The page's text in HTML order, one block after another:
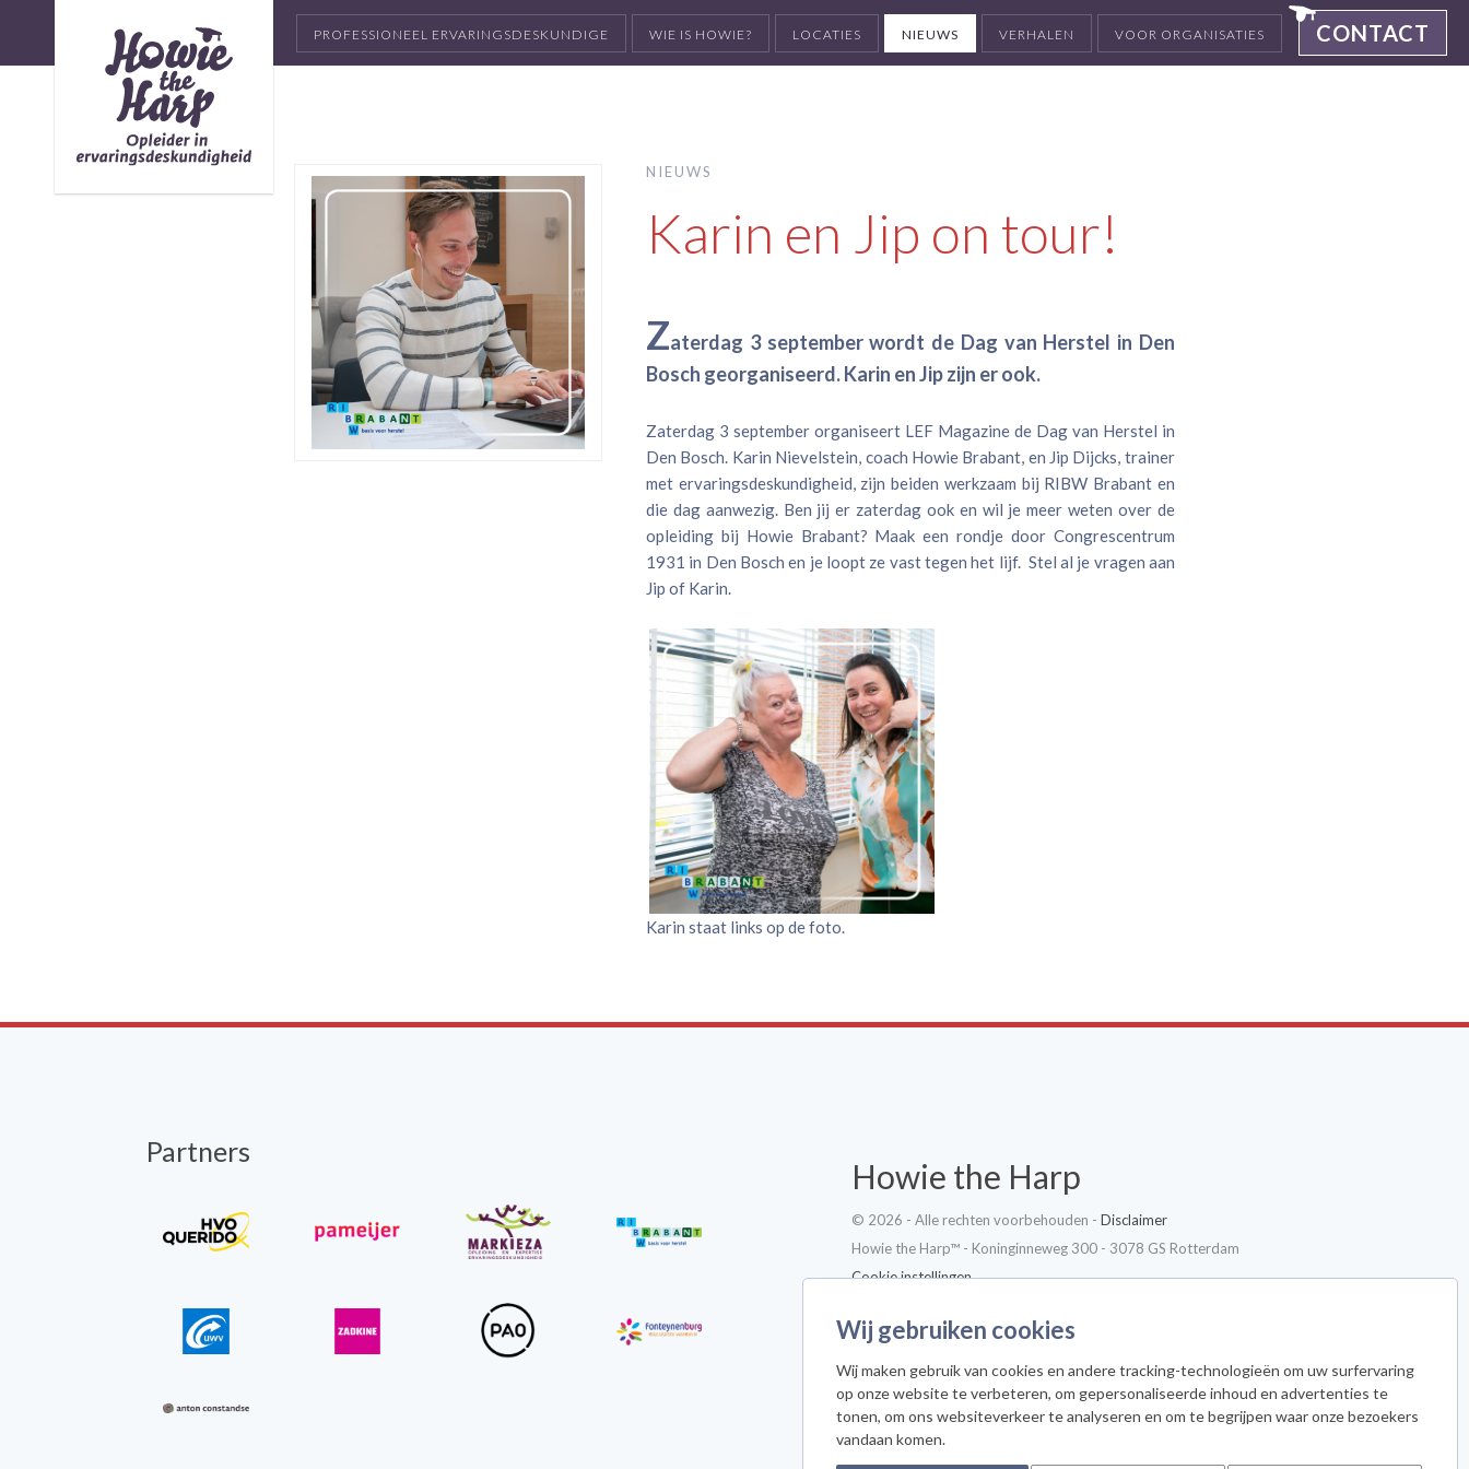
Wij gebruiken cookies
Wij maken gebruik van cookies en andere tracking-technologieën om uw surfervaring
op onze website te verbeteren, om gepersonaliseerde inhoud en advertenties te
tonen, om ons websiteverkeer te analyseren en om te begrijpen waar onze bezoekers
vandaan komen.
PROFESSIONEEL ERVARINGSDESKUNDIGE WIE IS HOWIE? LOCATIES NIEUWS VERHALEN VOOR ORGANISATIES CONTACT
NIEUWS
Karin en Jip on tour!
Zaterdag 3 september wordt de Dag van Herstel in Den
Bosch georganiseerd. Karin en Jip zijn er ook.
Zaterdag 3 september organiseert LEF Magazine de Dag van Herstel in
Den Bosch. Karin Nievelstein, coach Howie Brabant, en Jip Dijcks, trainer
met ervaringsdeskundigheid, zijn beiden werkzaam bij RIBW Brabant en
die dag aanwezig. Ben jij er zaterdag ook en wil je meer weten over de
opleiding bij Howie Brabant? Maak een rondje door Congrescentrum
1931 in Den Bosch en je loopt ze vast tegen het lijf. Stel al je vragen aan
Jip of Karin.
Karin staat links op de foto.
Partners
Howie the Harp
© 2026 - Alle rechten voorbehouden -Disclaimer
Howie the Harp™ - Koninginneweg 300 - 3078 GS Rotterdam
Cookie instellingen
Meld je aan voor de nieuwsbrief